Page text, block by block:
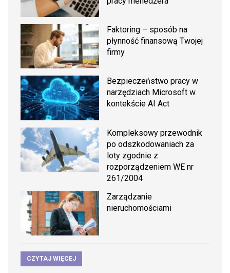
Faktoring – sposób na
płynność finansową Twojej
firmy
Bezpieczeństwo pracy w
narzędziach Microsoft w
kontekście AI Act
Kompleksowy przewodnik
po odszkodowaniach za
loty zgodnie z
rozporządzeniem WE nr
261/2004
Zarządzanie
nieruchomościami
CZYTAJ WIĘCEJ